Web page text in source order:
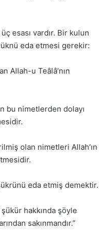
esası vardır. Bir kulun
eda etmesi gerekir:
Allah-u Teâlâ’nın
bu nimetlerden dolayı
olan nimetleri Allah’ın
eda etmiş demektir.
hakkında şöyle
sakınmandır.”